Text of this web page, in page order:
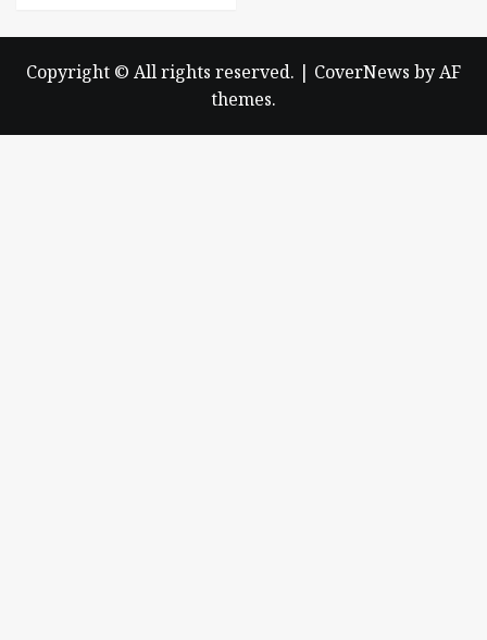
Copyright © All rights reserved. | CoverNews by AF
themes.